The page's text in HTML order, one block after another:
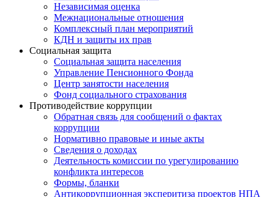
Независимая оценка
Межнациональные отношения
Комплексный план мероприятий
КДН и защиты их прав
Социальная защита
Социальная защита населения
Управление Пенсионного Фонда
Центр занятости населения
Фонд социального страхования
Противодействие коррупции
Обратная связь для сообщений о фактах
коррупции
Нормативно правовые и иные акты
Сведения о доходах
Деятельность комиссии по урегулированию
конфликта интересов
Формы, бланки
Антикоррупционная эксперитиза проектов НПА